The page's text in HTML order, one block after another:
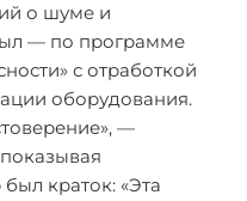
о шуме и
— по программе
с отработкой
оборудования.
—
краток: «Эта